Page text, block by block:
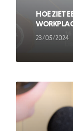
HOE ZIET
23/05/2024